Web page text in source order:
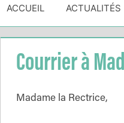
&
Direction
indépendant
direction
l'Éducation
ACCUEIL ACTUALITÉS
Courrier à
Madame la Rectrice,